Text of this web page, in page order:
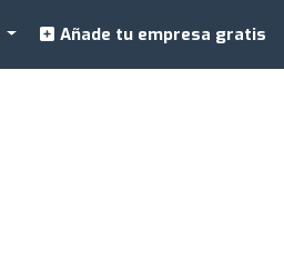
Añade tu empresa gratis